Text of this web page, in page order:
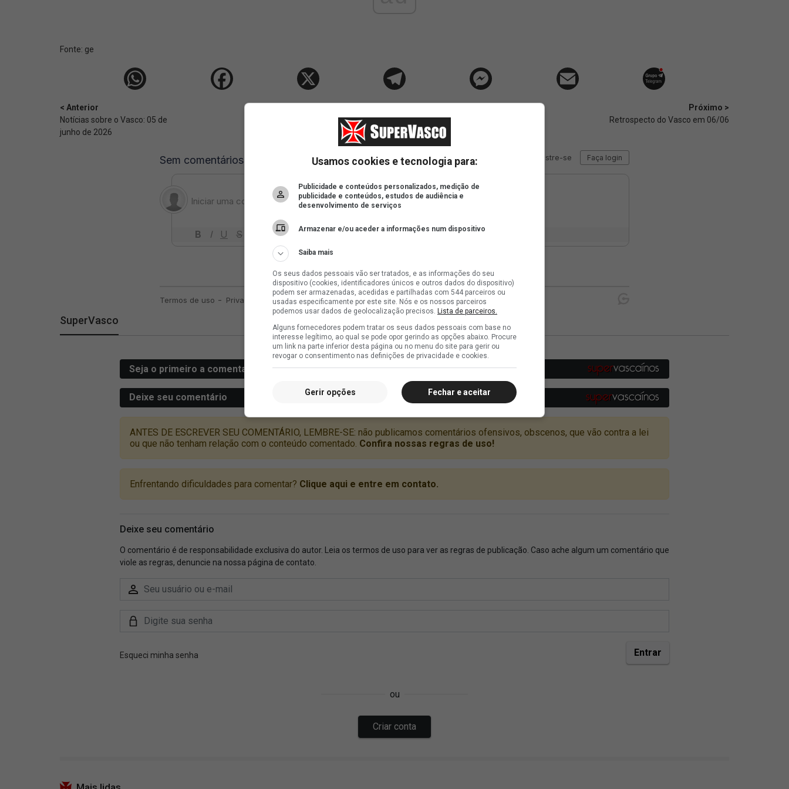
Fonte: ge
< Anterior
Notícias sobre o Vasco: 05 de
junho de 2026
Próximo >
Retrospecto do Vasco em 06/06
SuperVasco
Usamos cookies e tecnologia para:
Publicidade e conteúdos personalizados, medição de
publicidade e conteúdos, estudos de audiência e
desenvolvimento de serviços
Armazenar e/ou aceder a informações num dispositivo
Saiba mais
Os seus dados pessoais vão ser tratados, e as informações do seu
dispositivo (cookies, identificadores únicos e outros dados do dispositivo)
podem ser armazenadas, acedidas e partilhadas com 544 parceiros ou
usadas especificamente por este site. Nós e os nossos parceiros
podemos usar dados de geolocalização precisos. Lista de parceiros.
Alguns fornecedores podem tratar os seus dados pessoais com base no
interesse legítimo, ao qual se pode opor gerindo as opções abaixo. Procure
um link na parte inferior desta página ou no menu do site para gerir ou
revogar o consentimento nas definições de privacidade e cookies.
Fechar e aceitar
Gerir opções